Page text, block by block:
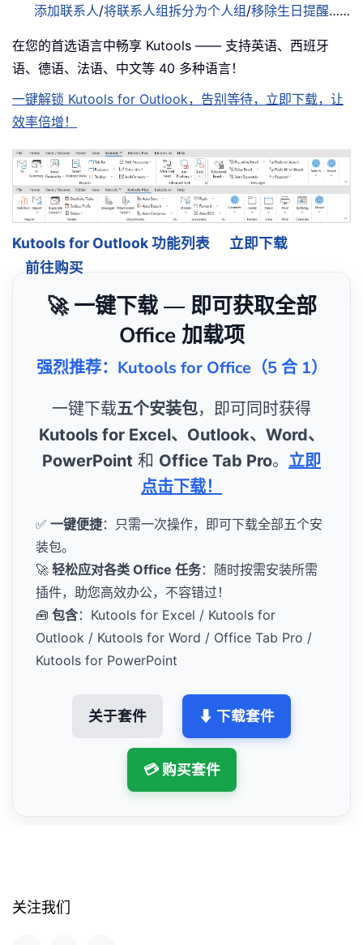
添加联系人/将联系人组拆分为个人组 /移除生日提醒……
在您的首选语言中畅享 Kutools —— 支持英语、西班牙
语、德语、法语、中文等 40 多种语言！
一键解锁 Kutools for Outlook，告别等待，立即下载，让
效率倍增！
Kutools for Outlook 功能列表
立即下载
前往购买
🚀 一键下载 — 即可获取全部
Office 加载项
强烈推荐：Kutools for Office（5 合 1）
一键下载五个安装包，即可同时获得
Kutools for Excel、Outlook、Word、
PowerPoint 和 Office Tab Pro。 立即
点击下载！
✅ 一键便捷：只需一次操作，即可下载全部五个安
装包。
🚀 轻松应对各类 Office 任务：随时按需安装所需
插件，助您高效办公，不容错过！
🧰 包含：Kutools for Excel / Kutools for
Outlook / Kutools for Word / Office Tab Pro /
Kutools for PowerPoint
关于套件 ⬇ 下载套件
💳 购买套件
关注我们